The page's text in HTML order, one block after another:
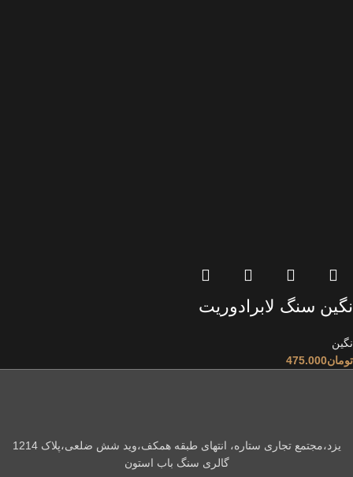
نگین سنگ لابرادوریت
نگین
تومان475.000
یزد،مجتمع تجاری ستاره، انتهای طبقه همکف،وید شش ضلعی،پلاک 1214
گالری سنگ باب استون